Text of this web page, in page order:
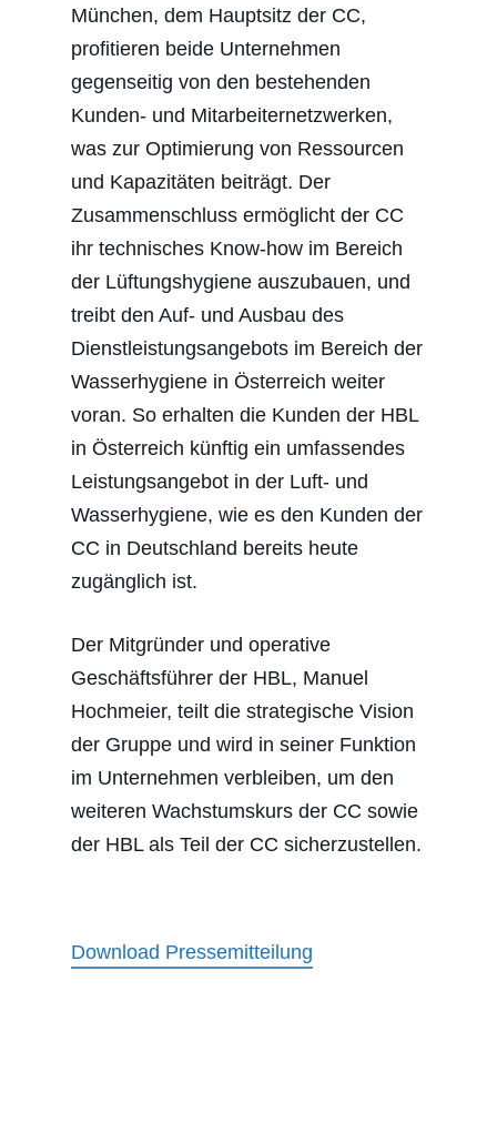
München, dem Hauptsitz der CC,
profitieren beide Unternehmen
gegenseitig von den bestehenden
Kunden- und Mitarbeiternetzwerken,
was zur Optimierung von Ressourcen
und Kapazitäten beiträgt. Der
Zusammenschluss ermöglicht der CC
ihr technisches Know-how im Bereich
der Lüftungshygiene auszubauen, und
treibt den Auf- und Ausbau des
Dienstleistungsangebots im Bereich der
Wasserhygiene in Österreich weiter
voran. So erhalten die Kunden der HBL
in Österreich künftig ein umfassendes
Leistungsangebot in der Luft- und
Wasserhygiene, wie es den Kunden der
CC in Deutschland bereits heute
zugänglich ist.
Der Mitgründer und operative
Geschäftsführer der HBL, Manuel
Hochmeier, teilt die strategische Vision
der Gruppe und wird in seiner Funktion
im Unternehmen verbleiben, um den
weiteren Wachstumskurs der CC sowie
der HBL als Teil der CC sicherzustellen.
Download Pressemitteilung